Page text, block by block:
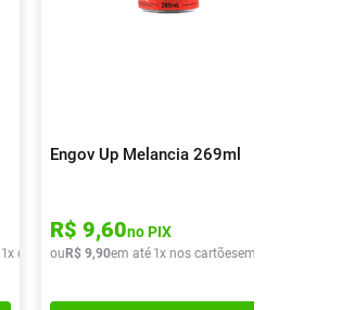
1x de R$ 9, 90
Engov Up Melancia 269ml
R$ 9,60no PIX
ou R$ 9,90em até 1x nos cartõesem até